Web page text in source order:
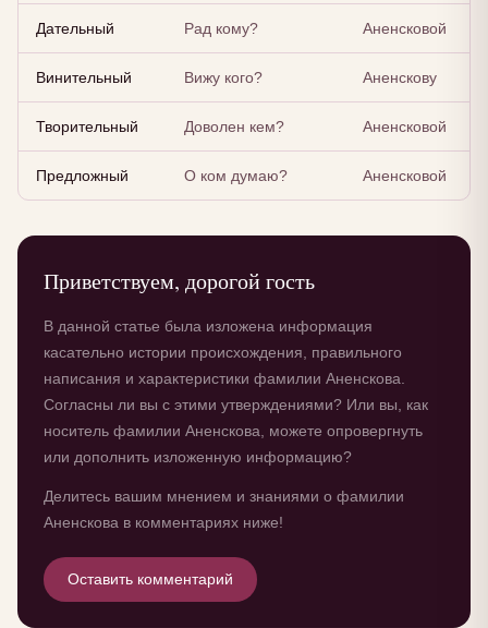
Дательный Рад кому? Аненсковой
Винительный Вижу кого? Аненскову
Творительный Доволен кем? Аненсковой
Предложный О ком думаю? Аненсковой
Приветствуем, дорогой гость
В данной статье была изложена информация
касательно истории происхождения, правильного
написания и характеристики фамилии Аненскова.
Согласны ли вы с этими утверждениями? Или вы, как
носитель фамилии Аненскова, можете опровергнуть
или дополнить изложенную информацию?
Делитесь вашим мнением и знаниями о фамилии
Аненскова в комментариях ниже!
Оставить комментарий